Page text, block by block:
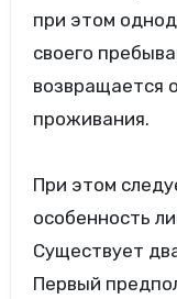
при этом
своего
возвращается
проживания.
При этом
особенность
Существует
Первый